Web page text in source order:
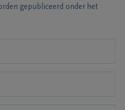
gepubliceerd onder het